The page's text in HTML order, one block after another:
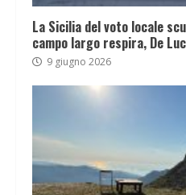
La Sicilia del voto locale
campo largo respira, De
9 giugno 2026